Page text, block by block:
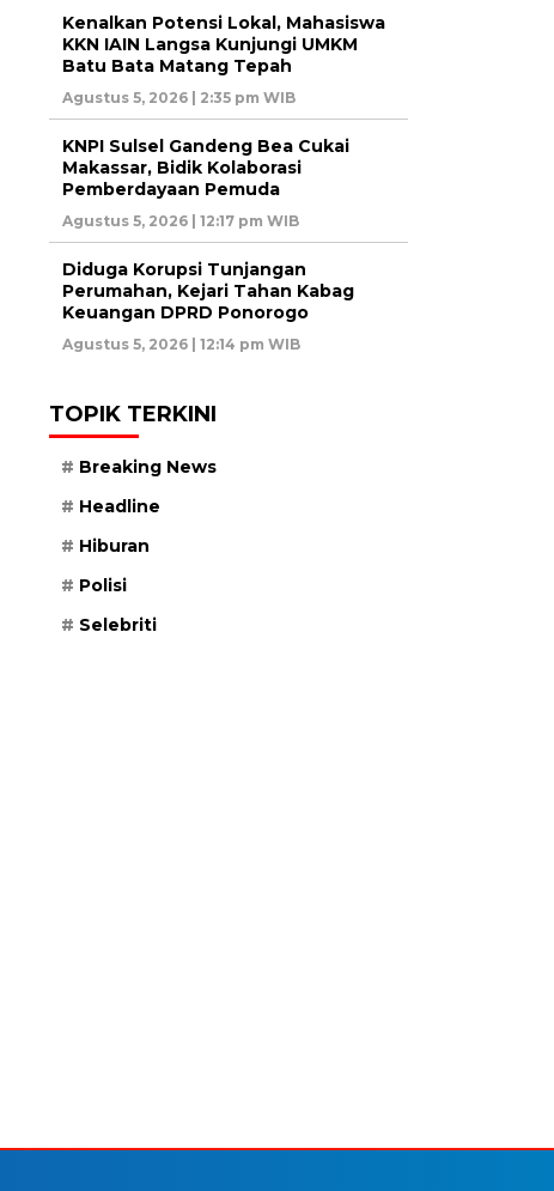
Kenalkan Potensi Lokal, Mahasiswa
KKN IAIN Langsa Kunjungi UMKM
Batu Bata Matang Tepah
Agustus 5, 2026 | 2:35 pm WIB
KNPI Sulsel Gandeng Bea Cukai
Makassar, Bidik Kolaborasi
Pemberdayaan Pemuda
Agustus 5, 2026 | 12:17 pm WIB
Diduga Korupsi Tunjangan
Perumahan, Kejari Tahan Kabag
Keuangan DPRD Ponorogo
Agustus 5, 2026 | 12:14 pm WIB
TOPIK TERKINI
Breaking News
Headline
Hiburan
Polisi
Selebriti